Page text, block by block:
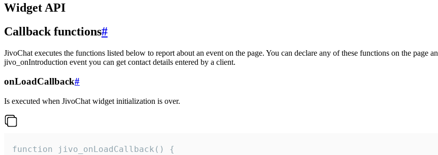
Widget API
Callback functions#
JivoChat executes the functions listed below to report about an event on the page. You can declare any of these functions on the page
jivo_onIntroduction event you can get contact details entered by a client.
onLoadCallback#
Is executed when JivoChat widget initialization is over.
function jivo_onLoadCallback() {